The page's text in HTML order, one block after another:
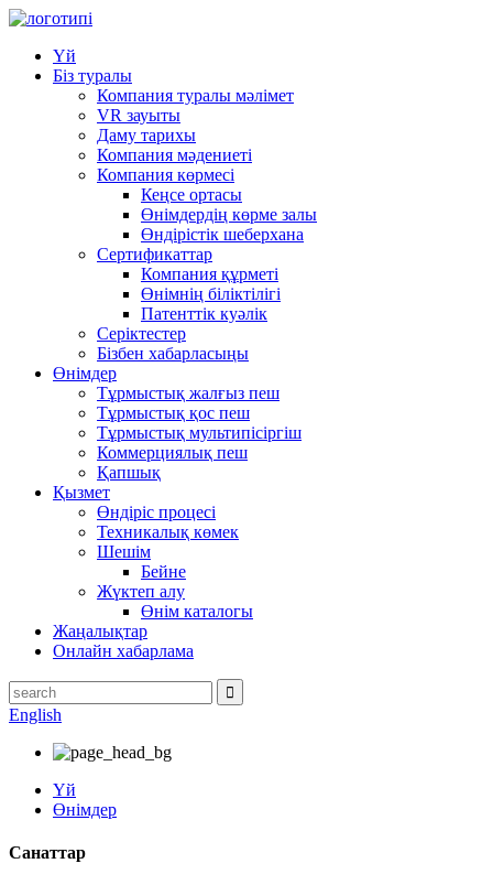
Үй
Біз туралы
Компания туралы мәлімет
VR зауыты
Даму тарихы
Компания мәдениеті
Компания көрмесі
Кеңсе ортасы
Өнімдердің көрме залы
Өндірістік шеберхана
Сертификаттар
Компания құрметі
Өнімнің біліктілігі
Патенттік куәлік
Серіктестер
Бізбен хабарласыңы
Өнімдер
Тұрмыстық жалғыз пеш
Тұрмыстық қос пеш
Тұрмыстық мультипісіргіш
Коммерциялық пеш
Қапшық
Қызмет
Өндіріс процесі
Техникалық көмек
Шешім
Бейне
Жүктеп алу
Өнім каталогы
Жаңалықтар
Онлайн хабарлама
English
Үй
Өнімдер
Санаттар